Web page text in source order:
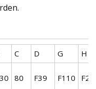
C D G
H
80 F39 F110 F25